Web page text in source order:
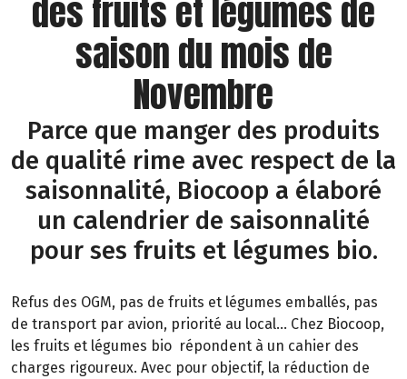
des fruits et légumes de
saison du mois de
Novembre
Parce que manger des produits
de qualité rime avec respect de la
saisonnalité, Biocoop a élaboré
un calendrier de saisonnalité
pour ses fruits et légumes bio.
Refus des OGM, pas de fruits et légumes emballés, pas
de transport par avion, priorité au local… Chez Biocoop,
les fruits et légumes bio répondent à un cahier des
charges rigoureux. Avec pour objectif, la réduction de